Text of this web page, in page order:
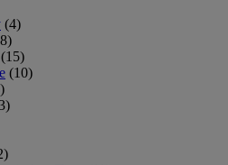
(4)
(15)
(10)